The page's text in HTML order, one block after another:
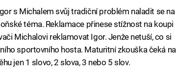
s Michalem svůj tradiční problém naladit se na
téma. Reklamace přinese stížnost na koupi
Michalovi reklamovat Igor. Jenže netuší, co si
sportovního hosta. Maturitní zkouška čeká na
jen 1 slovo, 2 slova, 3 nebo 5 slov.